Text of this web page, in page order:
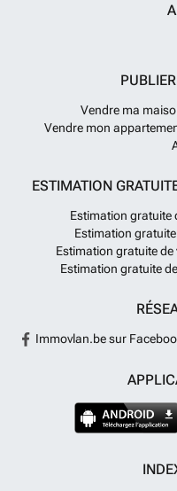
Vendre ma
Vendre mon
ESTIMATION
Estimation gratuite
Estimation
Estimation gratuite
Estimation gratuite
Immovlan.be sur